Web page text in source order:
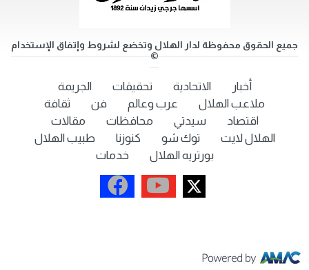
جميع الحقوق محفوظة لدار الهلال وتخضع لشروط وإتفاق الإستخدام
©
أخبار الاتحادية تحقيقات
الجريمة
ملاعب الهلال
عرب وعالم فن
ثقافة
اقتصاد
سيدتي محافظات
مقالات
الهلال لايت
توك شو كنوزنا
طبيب الهلال
بورتريه الهلال
خدمات